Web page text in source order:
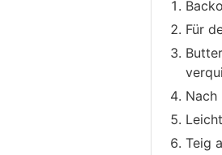
Für
Nach
Teig